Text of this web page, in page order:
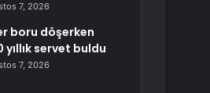
7, 2026
boru döşerken
yıllık servet buldu
7, 2026